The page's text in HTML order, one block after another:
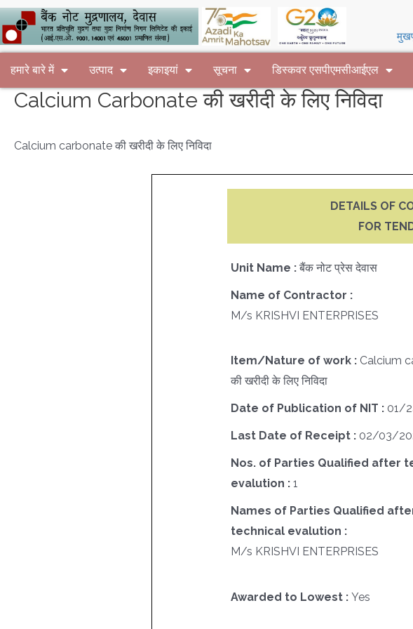
हमारे बारे में उत्पाद इकाइयां सूचना डिस्कवर एसपीएमसीआईएल
Calcium Carbonate की खरीदी के लिए निविदा
Calcium carbonate की खरीदी के लिए निविदा
DETAILS OF
FOR
Unit Name : बैंक नोट प्रेस देवास
Name of Contractor :
M/s KRISHVI ENTERPRISES
Item/Nature of work : Calcium
की खरीदी के लिए निविदा
Date of Publication of NIT : 01/
Last Date of Receipt : 02/03/
Nos. of Parties Qualified after
evalution : 1
Names of Parties Qualified
technical evalution :
M/s KRISHVI ENTERPRISES
Awarded to Lowest : Yes